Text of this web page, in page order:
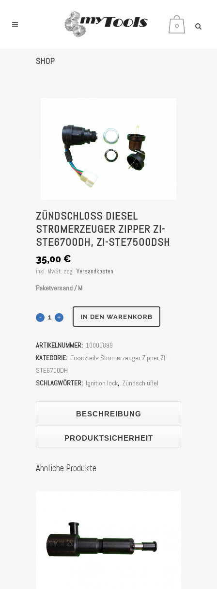
0
SHOP
ZÜNDSCHLOSS DIESEL S
TROMERZEUGER ZIPPER ZI-S
TE6700DH, ZI-STE7500DSH
35,00 €
inkl. MwSt. zzgl. Versandkosten
Paketversand / M
Zündschloß
Zipper
ZI-
ZI-
STE7500DSH
IN DEN WARENKORB
ARTIKELNUMMER: 10000899
KATEGORIE: Ersatzteile Stromerzeuger Zipper ZI-
STE6700DH
SCHLAGWÖRTER: Ignition lock, Zündschlüßel
BESCHREIBUNG
PRODUKTSICHERHEIT
Ähnliche Produkte